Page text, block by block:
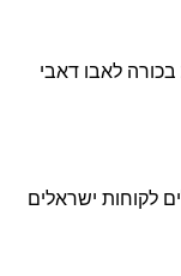
בכורה לאבו דאבי
לקוחות ישראלים